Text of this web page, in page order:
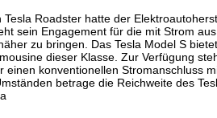
Roadster hatte der
sein Engagement für die mit Strom
zu bringen. Das Tesla Model S
dieser Klasse. Zur Verfügung
konventionellen Stromanschluss
betrage die Reichweite des